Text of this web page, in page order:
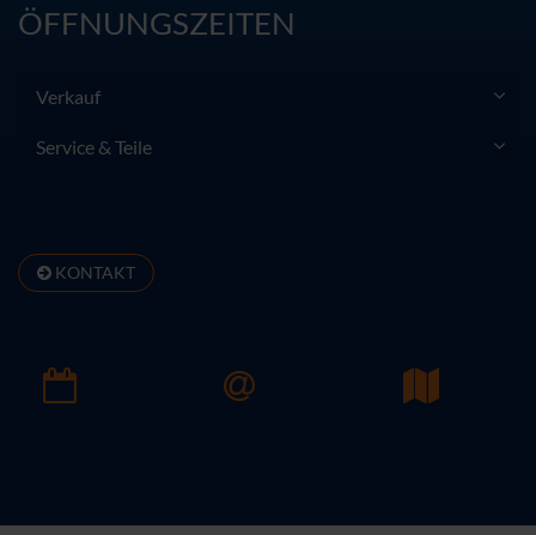
ÖFFNUNGSZEITEN
Verkauf
Service & Teile
KONTAKT